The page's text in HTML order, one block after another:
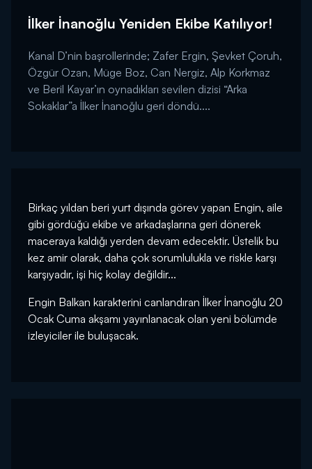
İlker İnanoğlu Yeniden Ekibe Katılıyor!
Kanal D’nin başrollerinde; Zafer Ergin, Şevket Çoruh,
Özgür Ozan, Müge Boz, Can Nergiz, Alp Korkmaz
ve Beril Kayar’ın oynadıkları sevilen dizisi “Arka
Sokaklar”a İlker İnanoğlu geri döndü....
Birkaç yıldan beri yurt dışında görev yapan Engin, aile
gibi gördüğü ekibe ve arkadaşlarına geri dönerek
maceraya kaldığı yerden devam edecektir. Üstelik bu
kez amir olarak, daha çok sorumlulukla ve riskle karşı
karşıyadır, işi hiç kolay değildir...
Engin Balkan karakterini canlandıran İlker İnanoğlu 20
Ocak Cuma akşamı yayınlanacak olan yeni bölümde
izleyiciler ile buluşacak.